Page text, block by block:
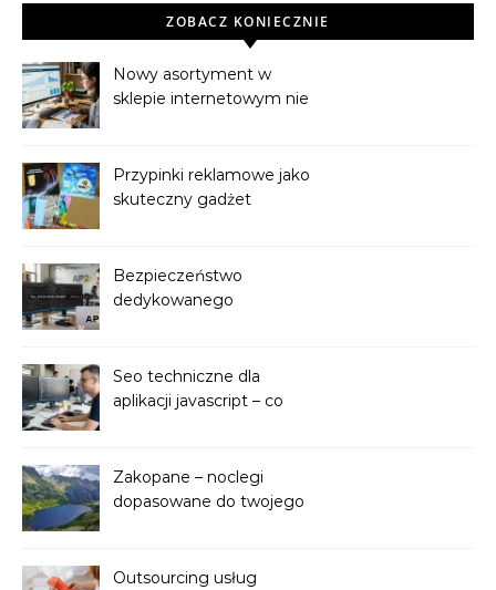
ZOBACZ KONIECZNIE
Nowy asortyment w
sklepie internetowym nie
Przypinki reklamowe jako
skuteczny gadżet
Bezpieczeństwo
dedykowanego
wdrożeniem
Seo techniczne dla
aplikacji javascript – co
Zakopane – noclegi
dopasowane do twojego
Outsourcing usług